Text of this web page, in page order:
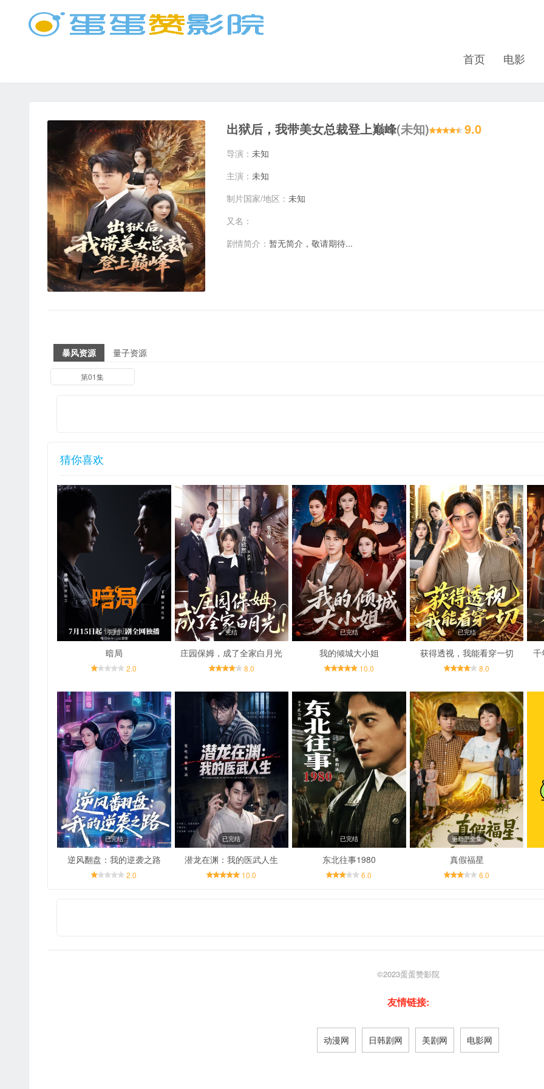
首页 电影
出狱后，我带美女总裁登上巅峰(未知) 9.0
导演： 未知
主演： 未知
制片国家/地区： 未知
又名：
剧情简介： 暂无简介，敬请期待...
暴风资源 量子资源
第01集
猜你喜欢
完结
暗局
2.0
完结
庄园保姆，成了全家白月光
8.0
已完结
我的倾城大小姐
10.0
已完结
获得透视，我能看穿一切
8.0
千
已完结
逆风翻盘：我的逆袭之路
2.0
已完结
潜龙在渊：我的医武人生
10.0
已完结
东北往事1980
6.0
更新至全集
真假福星
6.0
©2023蛋蛋赞影院
友情链接:
动漫网 日韩剧网 美剧网 电影网